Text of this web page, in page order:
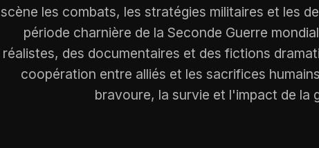
scène les combats, les stratégies militaires et les
période charnière de la Seconde Guerre
réalistes, des documentaires et des fictions
coopération entre alliés et les sacrifices
bravoure, la survie et l'impact de la